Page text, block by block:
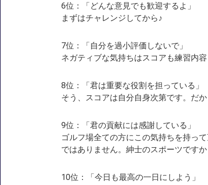
6位：「どんな意見でも歓迎するよ」
まずはチャレンジしてから♪
7位：「自分を過小評価しないで」
ネガティブな気持ちはスコアも練習内
8位：「君は重要な役割を担っている」
そう、スコアは自分自身次第です。だ
9位：「君の貢献には感謝している」
ゴルフ場全ての方にこの気持ちを持っ
ではありません。紳士のスポーツです
10位：「今日も最高の一日にしよう」